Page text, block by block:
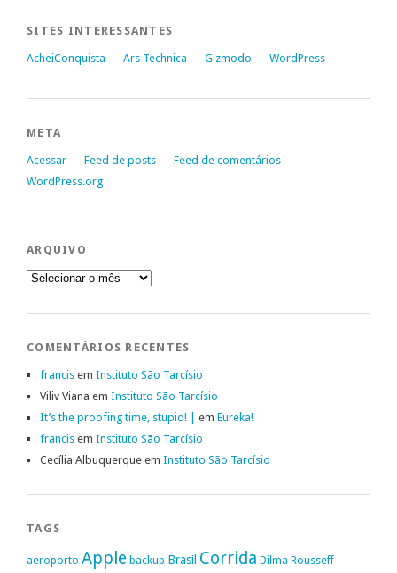
SITES INTERESSANTES
AcheiConquista Ars Technica Gizmodo WordPress
META
Acessar Feed de posts
Feed de comentários
WordPress.org
ARQUIVO
Arquivo
COMENTÁRIOS RECENTES
francis em Instituto São Tarcísio
Viliv Viana em Instituto São Tarcísio
It’s the proofing time, stupid! | em Eureka!
francis em Instituto São Tarcísio
Cecília Albuquerque em Instituto São Tarcísio
TAGS
aeroporto Apple backup Brasil Corrida Dilma Rousseff